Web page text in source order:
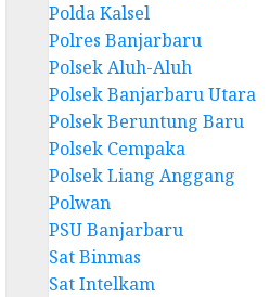
Polda Kalsel
Polres Banjarbaru
Polsek Aluh-Aluh
Polsek Banjarbaru Utara
Polsek Beruntung Baru
Polsek Cempaka
Polsek Liang Anggang
Polwan
PSU Banjarbaru
Sat Binmas
Sat Intelkam